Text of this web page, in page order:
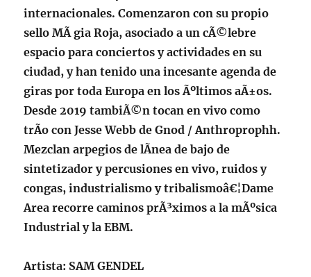
internacionales. Comenzaron con su propio
sello MÃ gia Roja, asociado a un cÃ©lebre
espacio para conciertos y actividades en su
ciudad, y han tenido una incesante agenda de
giras por toda Europa en los Ãºltimos aÃ±os.
Desde 2019 tambiÃ©n tocan en vivo como
trÃ­o con Jesse Webb de Gnod / Anthroprophh.
Mezclan arpegios de lÃ­nea de bajo de
sintetizador y percusiones en vivo, ruidos y
congas, industrialismo y tribalismoâ€¦Dame
Area recorre caminos prÃ³ximos a la mÃºsica
Industrial y la EBM.
Artista: SAM GENDEL